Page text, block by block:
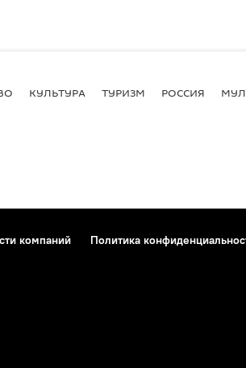
КУЛЬТУРА ТУРИЗМ РОССИЯ
компаний
Политика